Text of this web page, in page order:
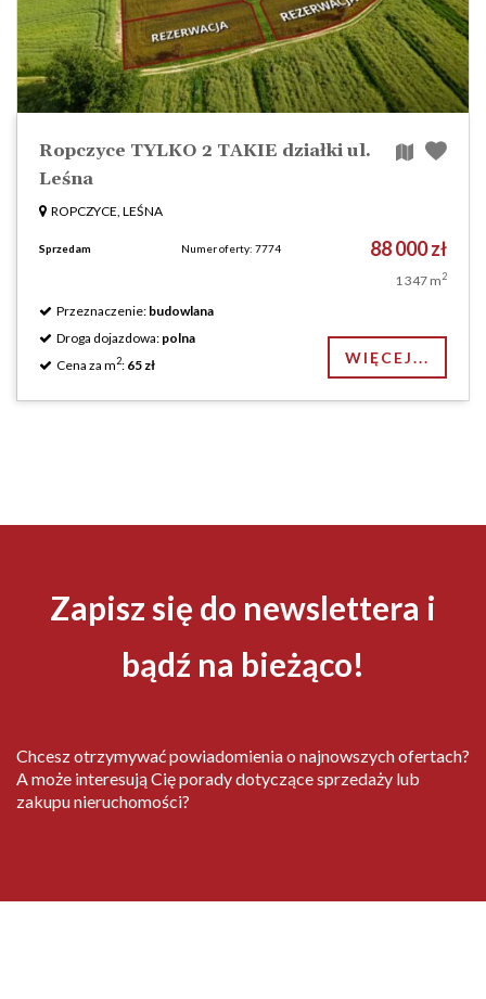
Ropczyce TYLKO 2 TAKIE działki ul.
Leśna
ROPCZYCE, LEŚNA
Sprzedam Numer oferty: 7774 88 000 zł
1 347 m2
Przeznaczenie: budowlana
Droga dojazdowa: polna
Cena za m2: 65 zł WIĘCEJ...
Zapisz się do newslettera i
bądź na bieżąco!
Chcesz otrzymywać powiadomienia o najnowszych ofertach?
A może interesują Cię porady dotyczące sprzedaży lub
zakupu nieruchomości?